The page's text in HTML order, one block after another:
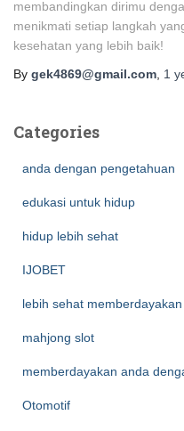
membandingkan dirimu
menikmati setiap langkah
kesehatan yang lebih baik!
By gek4869@gmail.com 1
Categories
anda dengan pengetahuan
edukasi untuk hidup
hidup lebih sehat
IJOBET
lebih sehat memberdayakan
mahjong slot
memberdayakan anda
Otomotif